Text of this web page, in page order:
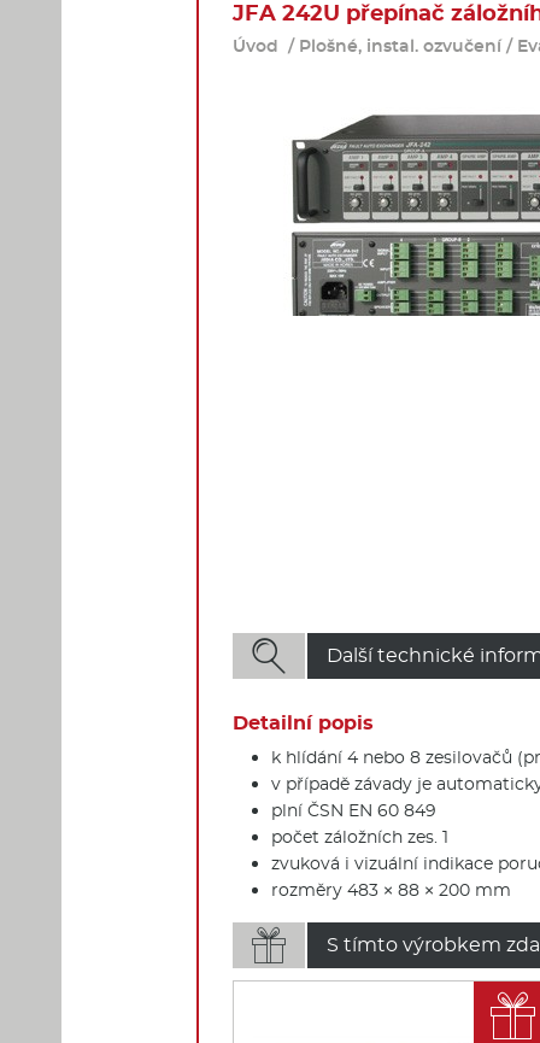
JFA 242U přepínač
Úvod / Plošné, instal. ozvučení/
 Další technické
Detailní popis
k hlídání 4 nebo 8 zesilovačů
v případě závady je
plní ČSN EN 60 849
počet záložních zes. 1
zvuková i vizuální indikace
rozměry 483 × 88 × 200 mm
 S tímto výrobkem
